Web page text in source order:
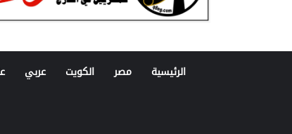
الرئيسية مصر الكويت عربي